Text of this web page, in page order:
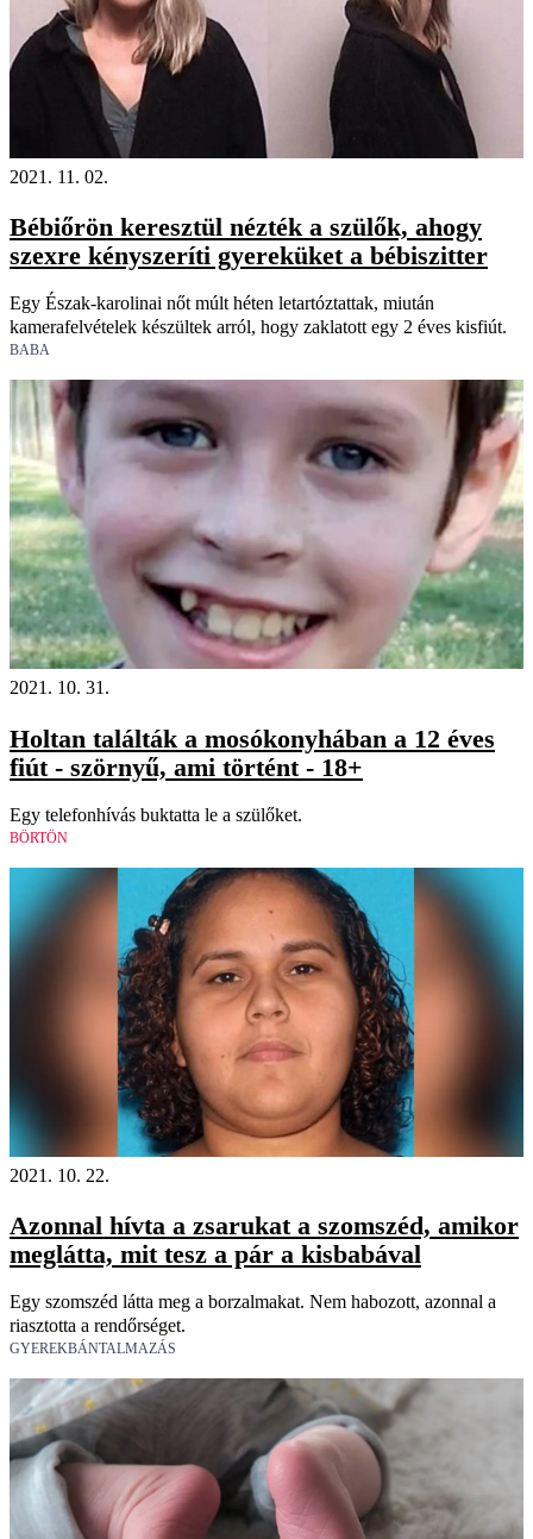
2021. 11. 02.
Bébiőrön keresztül nézték a szülők, ahogy
szexre kényszeríti gyereküket a bébiszitter
Egy Észak-karolinai nőt múlt héten letartóztattak, miután
kamerafelvételek készültek arról, hogy zaklatott egy 2 éves kisfiút.
BABA
2021. 10. 31.
Holtan találták a mosókonyhában a 12 éves
fiút - szörnyű, ami történt - 18+
Egy telefonhívás buktatta le a szülőket.
BÖRTÖN
2021. 10. 22.
Azonnal hívta a zsarukat a szomszéd, amikor
meglátta, mit tesz a pár a kisbabával
Egy szomszéd látta meg a borzalmakat. Nem habozott, azonnal a
riasztotta a rendőrséget.
GYEREKBÁNTALMAZÁS